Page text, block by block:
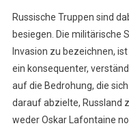
Russische Truppen sind
besiegen. Die militärische
Invasion zu bezeichnen,
ein konsequenter,
auf die Bedrohung, die
darauf abzielte, Russland
weder Oskar Lafontaine